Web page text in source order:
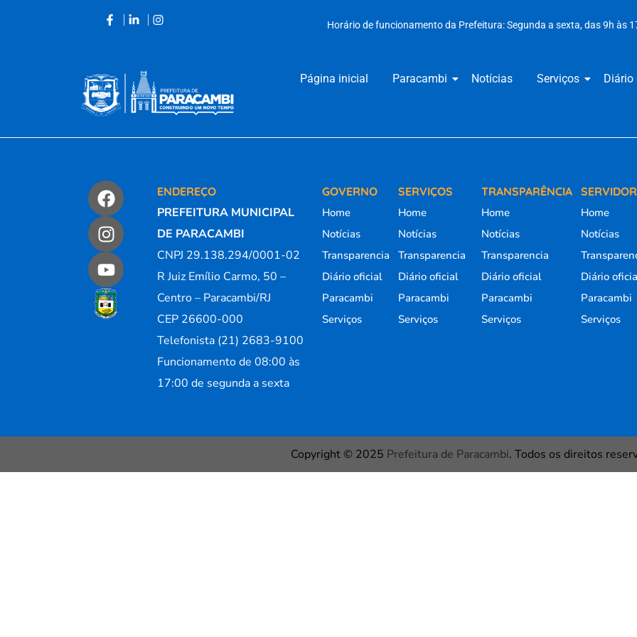
Horário de funcionamento da Prefeitura: Segunda a sexta, das 9h às
Página inicial Paracambi Notícias Serviços Diário
o
ENDEREÇO
PREFEITURA MUNICIPAL
DE PARACAMBI
CNPJ 29.138.294/0001-02
R Juiz Emílio Carmo, 50 –
Centro – Paracambi/RJ
CEP 26600-000
Telefonista (21) 2683-9100
Funcionamento de 08:00 às
17:00 de segunda a sexta
GOVERNO
Home
Notícias
Transparencia
Diário oficial
Paracambi
Serviços
SERVIÇOS
Home
Notícias
Transparencia
Diário oficial
Paracambi
Serviços
TRANSPARÊNCIA
Home
Notícias
Transparencia
Diário oficial
Paracambi
Serviços
SERVIDOR
Home
Notícias
Diário
Paracambi
Serviços
Copyright © 2025 Prefeitura de Paracambi. Todos os direitos